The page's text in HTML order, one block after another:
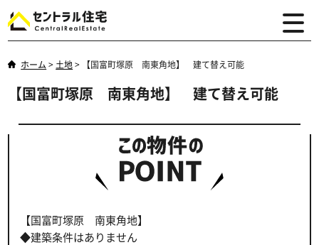
ホーム > 土地> 【国富町塚原 南東角地】 建て替え可能
【国富町塚原 南東角地】 建て替え可能
【国富町塚原 南東角地】
◆建築条件はありません